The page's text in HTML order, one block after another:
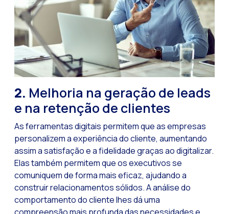
Como melhorar a
Desafios para o
Inteligência
Automatize a
Agora você pode
Inovando a
Simplifique os
OneMarketer
2. Melhoria na geração de leads
e na retenção de clientes
As ferramentas digitais permitem que as empresas
personalizem a experiência do cliente, aumentando
assim a satisfação e a fidelidade graças ao digitalizar.
Elas também permitem que os executivos se
comuniquem de forma mais eficaz, ajudando a
construir relacionamentos sólidos. A análise do
comportamento do cliente lhes dá uma